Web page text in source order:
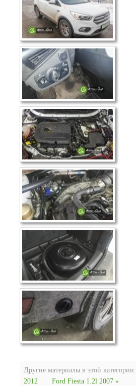
Другие материалы в этой категории:
2012
Ford Fiesta 1.2l 2007 »